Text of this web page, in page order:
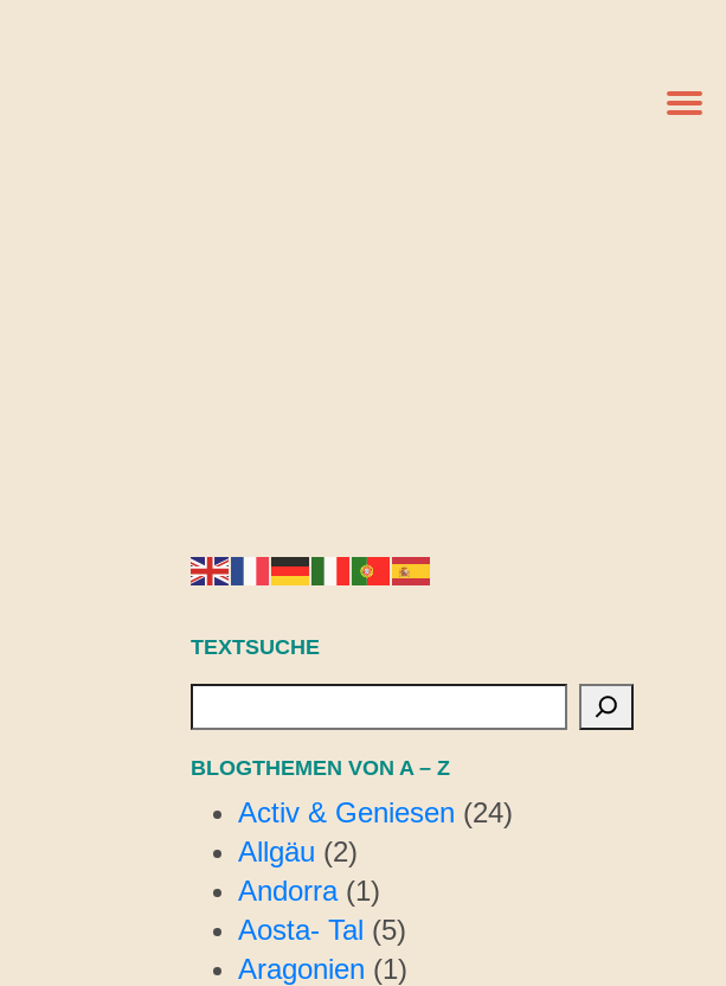
TEXTSUCHE
BLOGTHEMEN VON A – Z
Activ & Geniesen (24)
Allgäu (2)
Andorra(1)
Aosta- Tal (5)
Aragonien (1)